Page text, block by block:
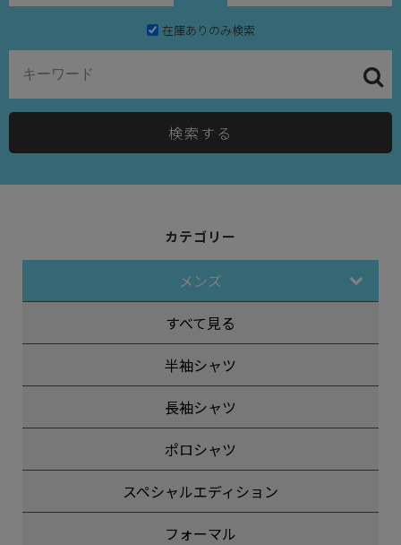
在庫ありのみ検索
検索する
カテゴリー
メンズ
すべて見る
半袖シャツ
長袖シャツ
ポロシャツ
スペシャルエディション
フォーマル